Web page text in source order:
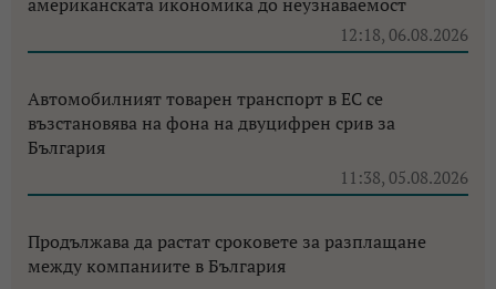
12:18, 06.08.2026
Автомобилният товарен транспорт в ЕС се
възстановява на фона на двуцифрен срив за
България
11:38, 05.08.2026
Продължава да растат сроковете за разплащане
между компаниите в България